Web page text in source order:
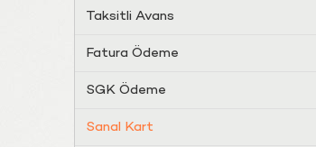
Taksitli Avans
Fatura Ödeme
SGK Ödeme
Sanal Kart